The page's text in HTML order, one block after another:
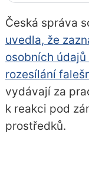
Česká správa
uvedla, že
osobních
rozesílání
vydávají za
k reakci pod
prostředků.